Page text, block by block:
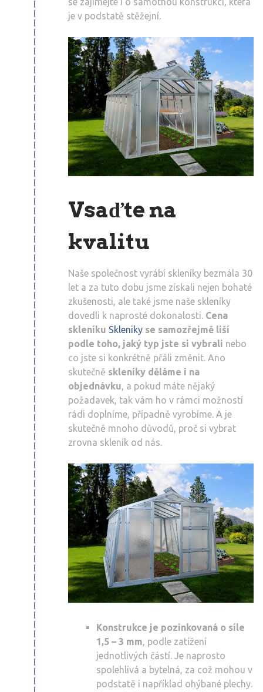
je v podstatě stěžejní.
Vsaďte na
kvalitu
Naše společnost vyrábí skleníky bezmála 30
let a za tuto dobu jsme získali nejen bohaté
zkušenosti, ale také jsme naše skleníky
dovedli k naprosté dokonalosti. Cena
skleníku Skleniky se samozřejmě liší
podle toho, jaký typ jste si vybrali nebo
co jste si konkrétně přáli změnit. Ano
skutečně skleníky děláme i na
objednávku, a pokud máte nějaký
požadavek, tak vám ho v rámci možností
rádi doplníme, případně vyrobíme. A je
skutečně mnoho důvodů, proč si vybrat
zrovna skleník od nás.
Konstrukce je pozinkovaná o síle
1,5 – 3 mm, podle zatížení
jednotlivých částí. Je naprosto
spolehlivá a bytelná, za což mohou v
podstatě i například ohýbané plechy.